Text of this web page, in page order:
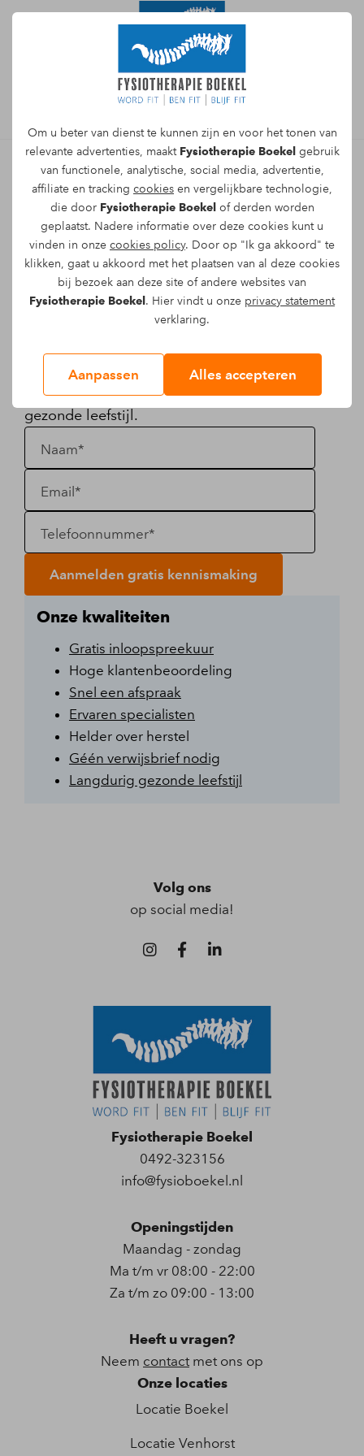
Om u beter van dienst te kunnen zijn en voor het tonen van
relevante advertenties, maakt Fysiotherapie Boekel gebruik
van functionele, analytische, social media, advertentie,
affiliate en tracking cookies en vergelijkbare technologie,
die door Fysiotherapie Boekel of derden worden
geplaatst. Nadere informatie over deze cookies kunt u
vinden in onze cookies policy. Door op "Ik ga akkoord" te
klikken, gaat u akkoord met het plaatsen van al deze cookies
bij bezoek aan deze site of andere websites van
Fysiotherapie Boekel . Hier vindt u onze privacy statement
verklaring.
Aanpassen Alles accepteren
Afspraak maken
Direct een afspraak maken
voor kennismaking EGYM
Ben je geïnteresseerd geraakt? Voor meer
informatie kun je een gratis
kennismakingsgesprek aanvragen via
onderstaand formulier. Een van onze
geheel vrijblijvend, uitleggen wat wij voor
jou kunnen betekenen voor een langdurig
gezonde leefstijl.
Naam*
Email*
Telefoonnummer*
Aanmelden gratis kennismaking
Onze kwaliteiten
Gratis inloopspreekuur
Hoge klantenbeoordeling
Snel een afspraak
Ervaren specialisten
Helder over herstel
Géén verwijsbrief nodig
Langdurig gezonde leefstijl
Volg ons
op social media!
Fysiotherapie Boekel
0492-323156
info@fysioboekel.nl
Openingstijden
Maandag - zondag
Ma t/m vr 08:00 - 22:00
Za t/m zo 09:00 - 13:00
Heeft u vragen?
Neem contact met ons op
Onze locaties
Locatie Boekel
Locatie Venhorst